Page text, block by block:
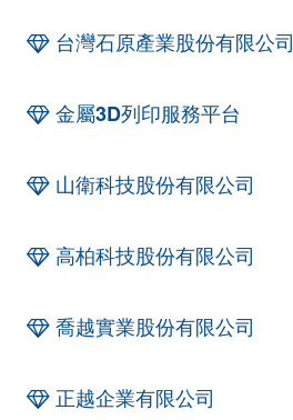
台灣石原產業股份有限公司
金屬3D列印服務平台
山衛科技股份有限公司
高柏科技股份有限公司
喬越實業股份有限公司
正越企業有限公司